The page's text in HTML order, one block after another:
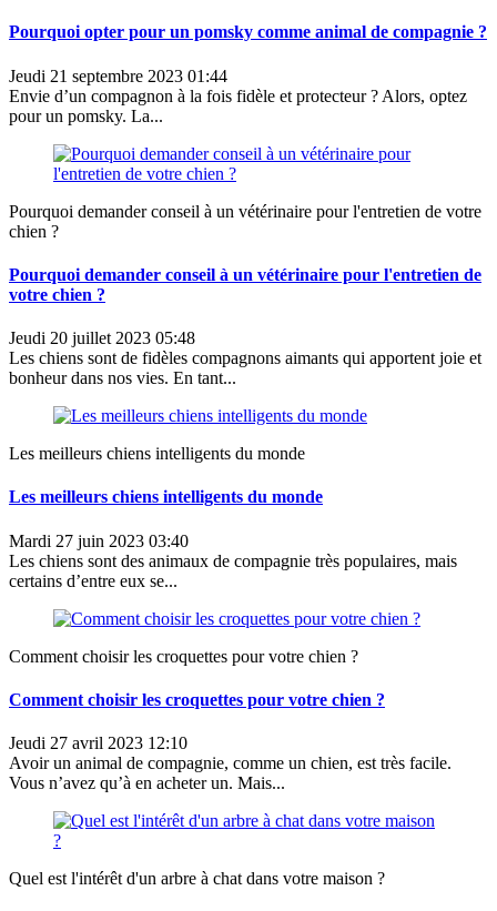
Pourquoi opter pour un pomsky comme animal de compagnie ?
Jeudi 21 septembre 2023 01:44
Envie d’un compagnon à la fois fidèle et protecteur ? Alors, optez
pour un pomsky. La...
Pourquoi demander conseil à un vétérinaire pour l'entretien de votre
chien ?
Pourquoi demander conseil à un vétérinaire pour l'entretien de
votre chien ?
Jeudi 20 juillet 2023 05:48
Les chiens sont de fidèles compagnons aimants qui apportent joie et
bonheur dans nos vies. En tant...
Les meilleurs chiens intelligents du monde
Les meilleurs chiens intelligents du monde
Mardi 27 juin 2023 03:40
Les chiens sont des animaux de compagnie très populaires, mais
certains d’entre eux se...
Comment choisir les croquettes pour votre chien ?
Comment choisir les croquettes pour votre chien ?
Jeudi 27 avril 2023 12:10
Avoir un animal de compagnie, comme un chien, est très facile.
Vous n’avez qu’à en acheter un. Mais...
Quel est l'intérêt d'un arbre à chat dans votre maison ?